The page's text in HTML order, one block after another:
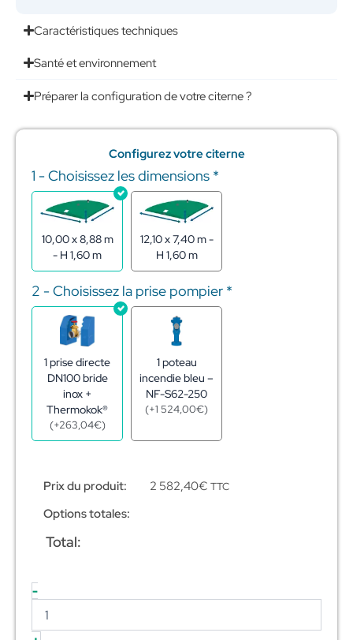
Caractéristiques techniques
Santé et environnement
Préparer la configuration de votre citerne ?
Configurez votre citerne
1 - Choisissez les dimensions *
10,00 x 8,88 m
- H 1,60 m
12,10 x 7,40 m -
H 1,60 m
2 - Choisissez la prise pompier *
1 prise directe
DN100 bride
inox +
Thermokok®
(+263,04€)
1 poteau
incendie bleu –
NF-S62-250
(+1 524,00€)
Prix du produit: 2 582,40€ TTC
Options totales:
Total:
-
quantité
de
Réserve
Incendie
en
citerne
souple
100m3